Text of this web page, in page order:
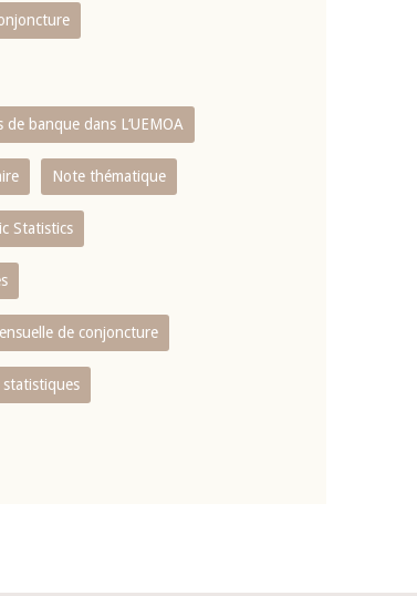
banque dans L‘UEMOA
Note thématique
Statistics
de conjoncture